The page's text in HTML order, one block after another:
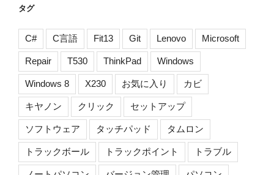
タグ
C# C言語 Fit13 Git Lenovo Microsoft
Repair T530 ThinkPad Windows
Windows 8 X230 お気に入り カビ
キヤノン クリック セットアップ
ソフトウェア タッチパッド タムロン
トラックボール トラックポイント トラブル